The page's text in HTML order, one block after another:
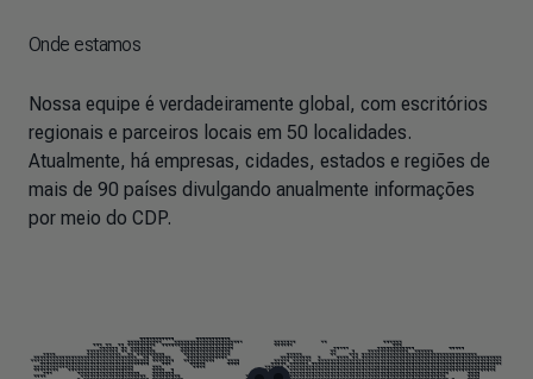
Onde estamos
Nossa equipe é verdadeiramente global, com escritórios
regionais e parceiros locais em 50 localidades.
Atualmente, há empresas, cidades, estados e regiões de
mais de 90 países divulgando anualmente informações
por meio do CDP.
Skip map markers